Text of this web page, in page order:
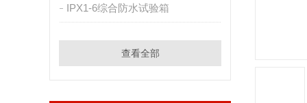
IPX1-6综合防水试验箱
查看全部